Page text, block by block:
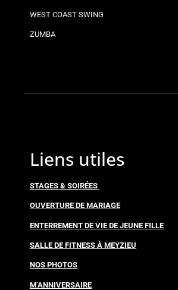
WEST COAST SWING
ZUMBA
Liens utiles
STAGES & SOIRÉES
OUVERTURE DE MARIAGE
ENTERREMENT DE VIE DE JEUNE FILLE
SALLE DE FITNESS À MEYZIEU
NOS PHOTOS
M’ANNIVERSAIRE